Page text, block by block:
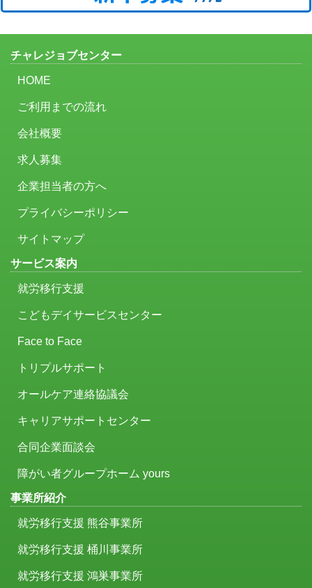
チャレジョブセンター
HOME
ご利用までの流れ
会社概要
求人募集
企業担当者の方へ
プライバシーポリシー
サイトマップ
サービス案内
就労移行支援
こどもデイサービスセンター
Face to Face
トリプルサポート
オールケア連絡協議会
キャリアサポートセンター
合同企業面談会
障がい者グループホーム yours
事業所紹介
就労移行支援 熊谷事業所
就労移行支援 桶川事業所
就労移行支援 鴻巣事業所